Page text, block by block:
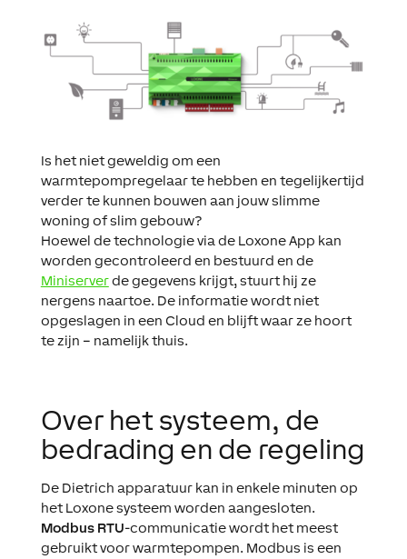
Is het niet geweldig om een
warmtepompregelaar te hebben en tegelijkertijd
verder te kunnen bouwen aan jouw slimme
woning of slim gebouw?
Hoewel de technologie via de Loxone App kan
worden gecontroleerd en bestuurd en de
Miniserverde gegevens krijgt, stuurt hij ze
nergens naartoe. De informatie wordt niet
opgeslagen in een Cloud en blijft waar ze hoort
te zijn – namelijk thuis.
Over het systeem, de
bedrading en de regeling
De Dietrich apparatuur kan in enkele minuten op
het Loxone systeem worden aangesloten.
Modbus RTU-communicatie wordt het meest
gebruikt voor warmtepompen. Modbus is een